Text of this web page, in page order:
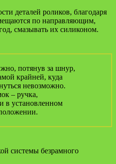
деталей роликов, благодаря
по направляющим,
смазывать их силиконом.
потянув за шнур,
крайней, куда
невозможно.
– ручка,
в установленном
системы безрамного